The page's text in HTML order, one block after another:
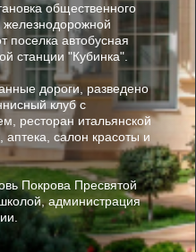
общественного
железнодорожной
поселка автобусная
станции "Кубинка".
дороги, разведено
клуб с
ресторан итальянской
аптека, салон красоты и
Покрова Пресвятой
администрация